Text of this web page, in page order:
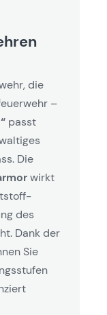
die
–
passt
Die
wirkt
des
Dank der
Sie